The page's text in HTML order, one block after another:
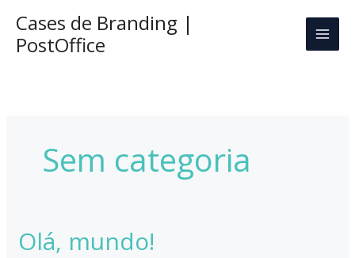
paraCases de Branding |
PostOffice
Sem categoria
Olá, mundo!